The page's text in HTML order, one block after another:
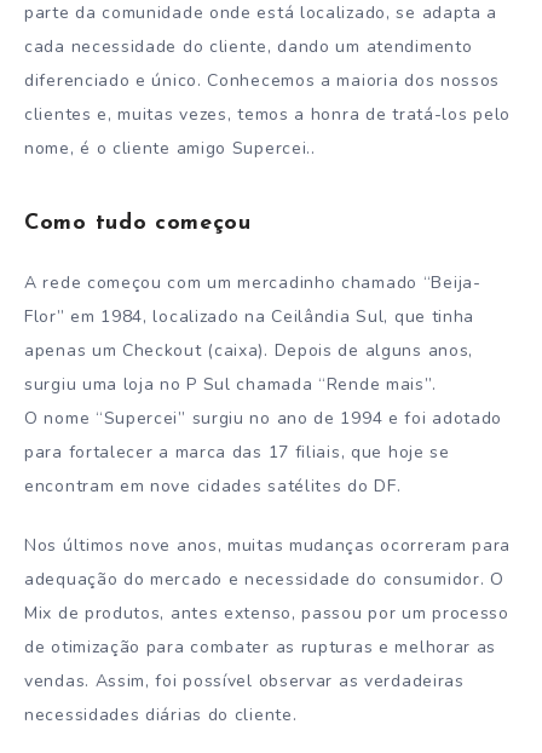
parte da comunidade onde está localizado, se adapta a
cada necessidade do cliente, dando um atendimento
diferenciado e único. Conhecemos a maioria dos nossos
clientes e, muitas vezes, temos a honra de tratá-los pelo
nome, é o cliente amigo Supercei..
Como tudo começou
A rede começou com um mercadinho chamado “Beija-
Flor” em 1984, localizado na Ceilândia Sul, que tinha
apenas um Checkout (caixa). Depois de alguns anos,
surgiu uma loja no P Sul chamada “Rende mais”.
O nome “Supercei” surgiu no ano de 1994 e foi adotado
para fortalecer a marca das 17 filiais, que hoje se
encontram em nove cidades satélites do DF.
Nos últimos nove anos, muitas mudanças ocorreram para
adequação do mercado e necessidade do consumidor. O
Mix de produtos, antes extenso, passou por um processo
de otimização para combater as rupturas e melhorar as
vendas. Assim, foi possível observar as verdadeiras
necessidades diárias do cliente.